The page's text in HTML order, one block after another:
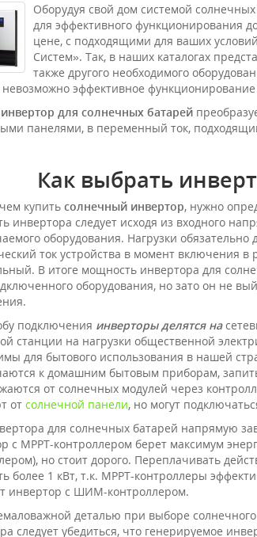
Оборудуя свой дом системой
для эффективного функционирования
цене, с подходящими для ваших
Систем». Так, в наших каталогах
также другого необходимого
невозможно эффективное
инвертор для солнечных батарей
панелями, в переменный ток,
Как выбрать
купить солнечный инвертор, нужно
инвертора следует исходя из входного
оборудования. Нагрузки
ток устройства в момент включения
В итоге мощность инвертора для
оборудования, но зато он не
подключения инверторы делятся на
станции на нагрузки общественной
для бытового использования в нашей
к домашним бытовым приборам,
от солнечных модулей через
от солнечной панели, но могут
для солнечных батарей напрямую
с МРРТ-контроллером берет максимум
но стоит дорого. Переплачивать
более 1 кВт, т.к. МРРТ-контроллеры
инвертор с ШИМ-контроллером.
деталью при выборе
следует убедиться, что генерируемое